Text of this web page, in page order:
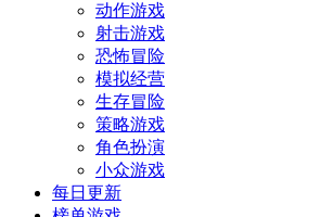
动作游戏
射击游戏
恐怖冒险
模拟经营
生存冒险
策略游戏
角色扮演
小众游戏
每日更新